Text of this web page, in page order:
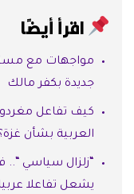
اقرأ أيضًا
مواجهات مع
جديدة بكفر مالك
كيف تفاعل
العربية بشأن
“زلزال سياسي
يشعل تفاعلا عربيا